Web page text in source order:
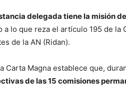
delegada tiene la misión
a lo que reza el artículo 195 de
de la AN (Ridan).
Carta Magna establece que,
de las 15 comisiones